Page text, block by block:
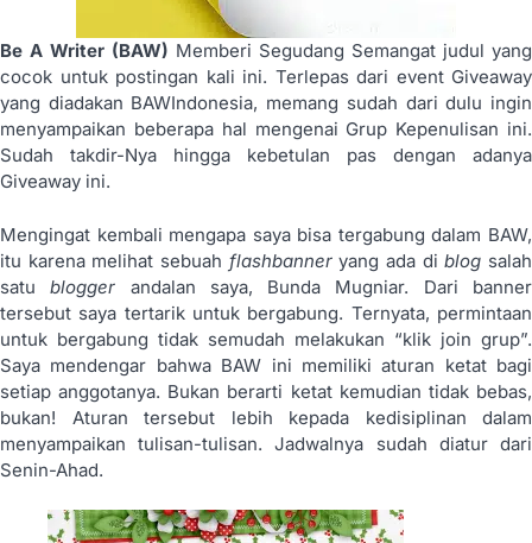
Be A Writer (BAW) Memberi Segudang Semangat judul yang
cocok untuk postingan kali ini. Terlepas dari event Giveaway
yang diadakan BAWIndonesia, memang sudah dari dulu ingin
menyampaikan beberapa hal mengenai Grup Kepenulisan ini.
Sudah takdir-Nya hingga kebetulan pas dengan adanya
Giveaway ini.
Mengingat kembali mengapa saya bisa tergabung dalam BAW,
itu karena melihat sebuah flashbanneryang ada diblog salah
satublogger andalan saya, Bunda Mugniar. Dari banner
tersebut saya tertarik untuk bergabung. Ternyata, permintaan
untuk bergabung tidak semudah melakukan “klik join grup”.
Saya mendengar bahwa BAW ini memiliki aturan ketat bagi
setiap anggotanya. Bukan berarti ketat kemudian tidak bebas,
bukan! Aturan tersebut lebih kepada kedisiplinan dalam
menyampaikan tulisan-tulisan. Jadwalnya sudah diatur dari
Senin-Ahad.